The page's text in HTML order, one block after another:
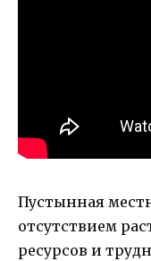
Пустынная
отсутствием
ресурсов и